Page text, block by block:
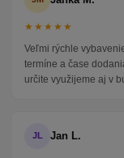
★★★★★
Veľmi rýchle
termíne a čase
určite využijeme aj v
JL Jan L.